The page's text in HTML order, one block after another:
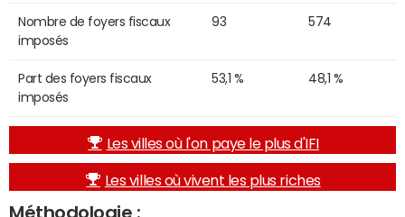
Nombre de foyers fiscaux
imposés
93 574
Part des foyers fiscaux
imposés
53,1 % 48,1 %
Les villes où l'on paye le plus d'IFI
Les villes où vivent les plus riches
Méthodologie :